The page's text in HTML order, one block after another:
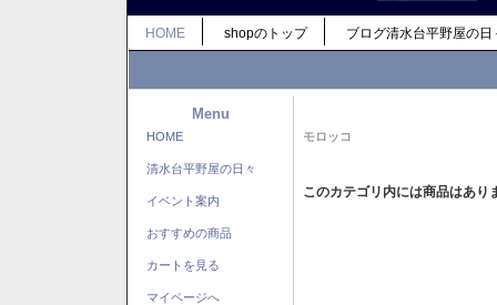
HOME shopのトップ ブログ清水台平野屋の日
Menu
HOME
清水台平野屋の日々
イベント案内
おすすめの商品
カートを見る
マイページへ
モロッコ
このカテゴリ内には商品はあり